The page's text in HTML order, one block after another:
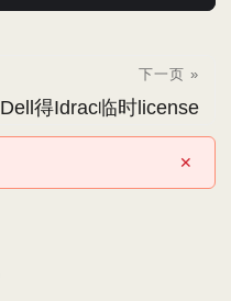
下一页 »
Dell得Idrac临时license